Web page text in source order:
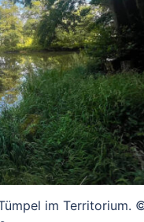
im Territorium.